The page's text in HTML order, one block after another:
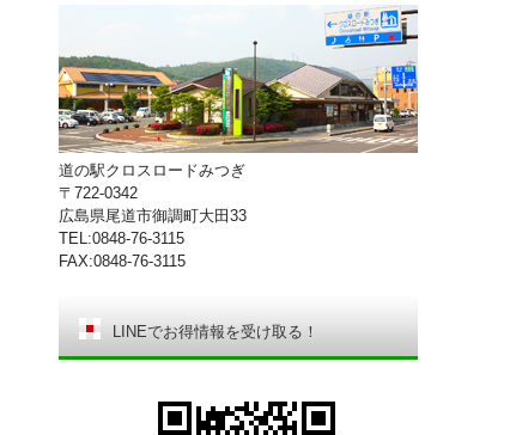
道の駅クロスロードみつぎ
〒722-0342
広島県尾道市御調町大田33
TEL:0848-76-3115
FAX:0848-76-3115
LINEでお得情報を受け取る！